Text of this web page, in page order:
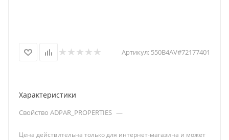
Артикул: 550B4AV#72177401
Характеристики
Свойство ADPAR_PROPERTIES —
Цена действительна только для интернет-магазина и может